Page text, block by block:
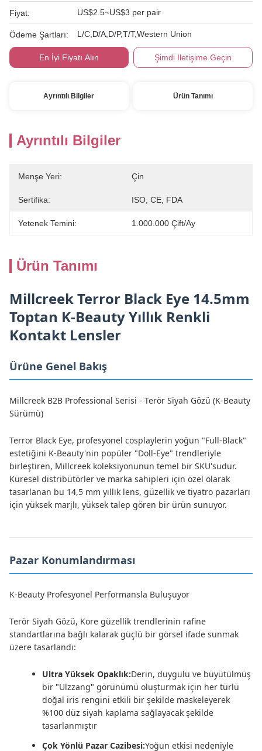
Fiyat: US$2.5~US$3 per pair
Ödeme Şartları: L/C,D/A,D/P,T/T,Western Union
En İyi Fiyatı Alın Şimdi Iletişime Geçin
Ayrıntılı Bilgiler Ürün Tanımı
Ayrıntılı Bilgiler
Menşe Yeri: Çin
Sertifika: ISO, CE, FDA
Yetenek Temini: 1.000.000 Çift/ay
Ürün Tanımı
Millcreek Terror Black Eye 14.5mm
Toptan K-Beauty Yıllık Renkli
Kontakt Lensler
Ürüne Genel Bakış
Millcreek B2B Professional Serisi - Terör Siyah Gözü (K-Beauty
Sürümü)
Terror Black Eye, profesyonel cosplaylerin yoğun "Full-Black"
estetiğini K-Beauty'nin popüler "Doll-Eye" trendleriyle
birleştiren, Millcreek koleksiyonunun temel bir SKU'sudur.
Küresel distribütörler ve marka sahipleri için özel olarak
tasarlanan bu 14,5 mm yıllık lens, güzellik ve tiyatro pazarları
için yüksek marjlı, yüksek talep gören bir ürün sunuyor.
Pazar Konumlandırması
K-Beauty Profesyonel Performansla Buluşuyor
Terör Siyah Gözü, Kore güzellik trendlerinin rafine
standartlarına bağlı kalarak güçlü bir görsel ifade sunmak
üzere tasarlandı:
Ultra Yüksek Opaklık:Derin, duygulu ve büyütülmüş
bir "Ulzzang" görünümü oluşturmak için her türlü
doğal iris rengini etkili bir şekilde maskeleyerek
%100 düz siyah kaplama sağlayacak şekilde
tasarlanmıştır
Çok Yönlü Pazar Cazibesi:Yoğun etkisi nedeniyle